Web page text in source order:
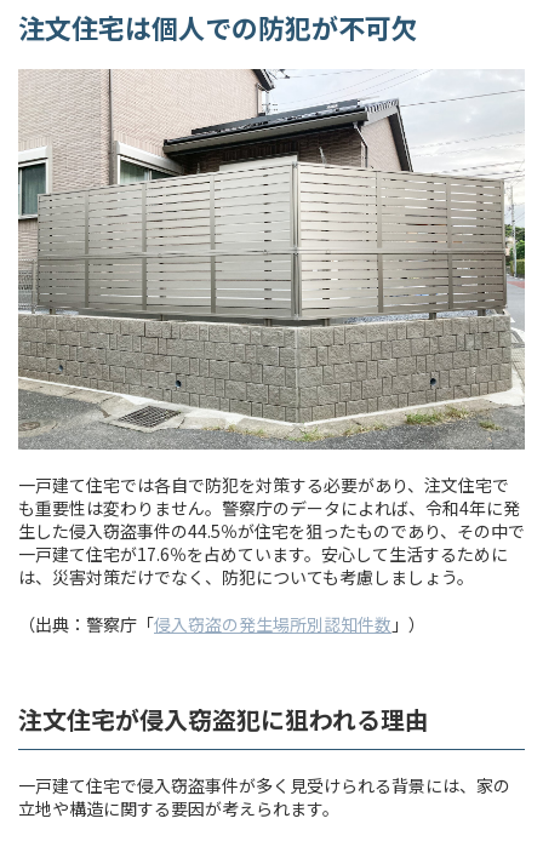
注文住宅は個人での防犯が不可欠
一戸建て住宅では各自で防犯を対策する必要があり、注文住宅で
も重要性は変わりません。警察庁のデータによれば、令和4年に発
生した侵入窃盗事件の44.5％が住宅を狙ったものであり、その中で
一戸建て住宅が17.6％を占めています。安心して生活するために
は、災害対策だけでなく、防犯についても考慮しましょう。
（出典：警察庁「侵入窃盗の発生場所別認知件数 」）
注文住宅が侵入窃盗犯に狙われる理由
一戸建て住宅で侵入窃盗事件が多く見受けられる背景には、家の
立地や構造に関する要因が考えられます。